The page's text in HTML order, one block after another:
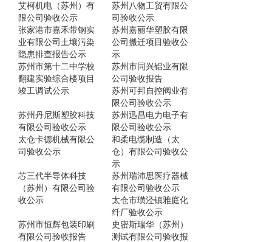
艾柯机电（苏州）有
限公司验收公示
苏州八物工贸有限公
司验收公示
张家港市嘉禾带钢实
业有限公司土壤污染
隐患排查报告公示
苏州嘉丽华塑胶有限
公司搬迁项目验收公
示
苏州市第十二中学校
翻建实验综合楼项目
竣工调试公示
苏州市同兴铝业有限
公司验收报告
苏州可邦自控阀业有
限公司验收公示
苏州丹尼斯塑胶科技
有限公司验收公示
苏州迅昌电力电子有
限公司验收公示
太仓卡德机械有限公
司验收公示
和柔电缆制造（太
仓）有限公司验收公
示
芯三代半导体科技
（苏州）有限公司验
收公示
苏州瑞沛思医疗器械
有限公司验收公示
太仓市璜泾镇雅庭化
纤厂验收公示
苏州市恒辉包装印刷
有限公司验收报告
史密斯瑞华（苏州）
测试有限公司验收报